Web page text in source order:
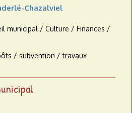
Chazalviel
municipal Culture
Finances
subvention travaux